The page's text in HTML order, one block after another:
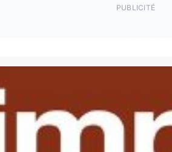
PUBLICITÉ